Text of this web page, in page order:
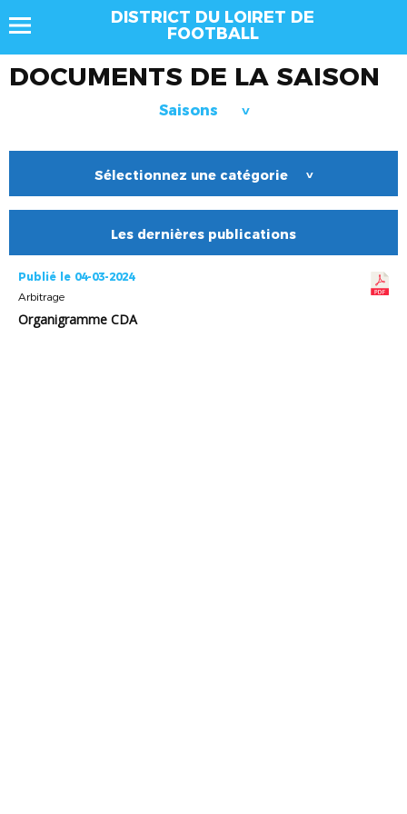
DISTRICT DU LOIRET DE
FOOTBALL
DOCUMENTS DE LA SAISON
Saisons >
Sélectionnez une catégorie >
Les dernières publications
Publié le 04-03-2024
Arbitrage
Organigramme CDA